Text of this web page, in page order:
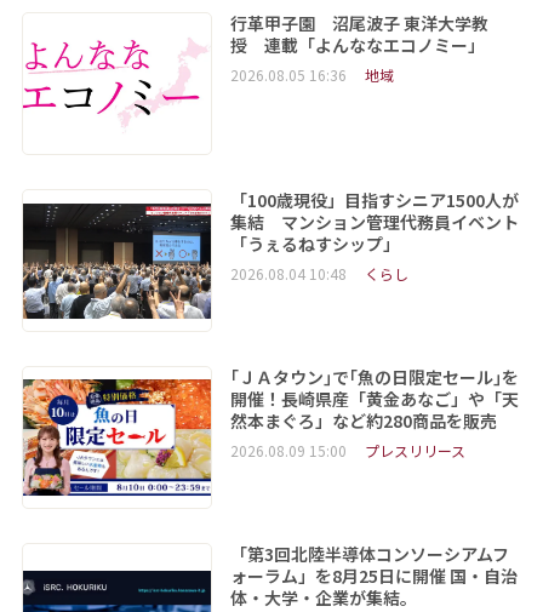
行革甲子園 沼尾波子 東洋大学教
授 連載「よんななエコノミー」
2026.08.05 16:36 地域
「100歳現役」目指すシニア1500人が
集結 マンション管理代務員イベント
「うぇるねすシップ」
2026.08.04 10:48 くらし
｢ＪＡタウン｣で｢魚の日限定セール｣を
開催！長崎県産「黄金あなご」や「天
然本まぐろ」など約280商品を販売
2026.08.09 15:00 プレスリリース
「第3回北陸半導体コンソーシアムフ
ォーラム」を8月25日に開催 国・自治
体・大学・企業が集結。